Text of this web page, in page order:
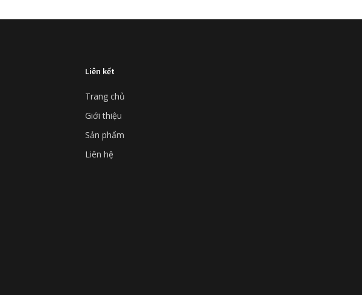
Liên kết
Trang chủ
Giới thiệu
Sản phẩm
Liên hệ